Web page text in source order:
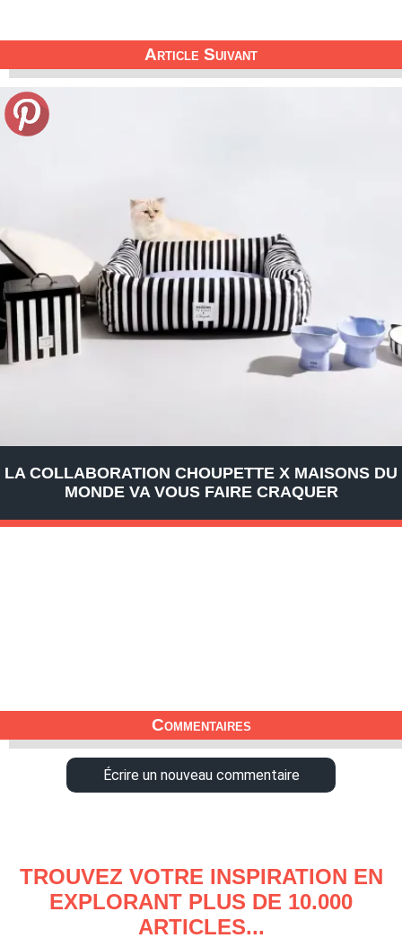
Article Suivant
LA COLLABORATION CHOUPETTE X MAISONS DU
MONDE VA VOUS FAIRE CRAQUER
Commentaires
Écrire un nouveau commentaire
TROUVEZ VOTRE INSPIRATION EN
EXPLORANT PLUS DE 10.000
ARTICLES...